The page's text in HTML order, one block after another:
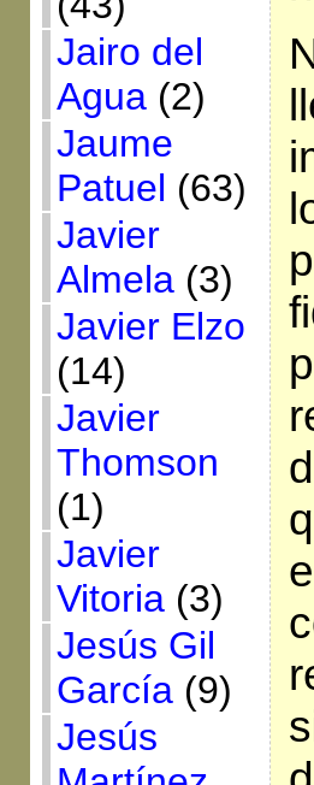
Jairo del
Agua(2)
Jaume
Patuel (63)
Javier
Almela(3)
Javier Elzo
(14)
Javier
Thomson
(1)
Javier
Vitoria(3)
Jesús Gil
García(9)
Jesús